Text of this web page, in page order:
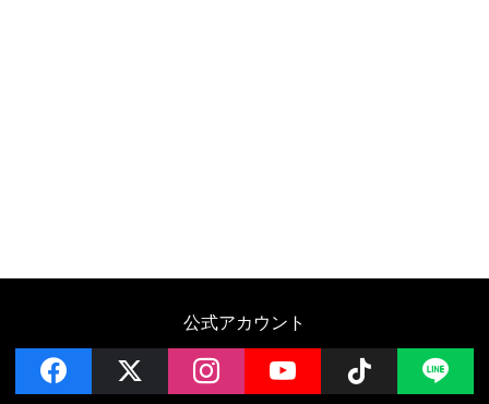
公式アカウント
facebook instagramYouTube Follow